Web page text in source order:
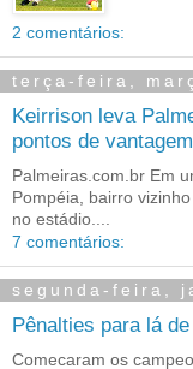
2 comentários:
terça-feira,
Keirrison leva
pontos de
Palmeiras.com.br Em
Pompéia, bairro
no estádio....
7 comentários:
segunda-feira,
Pênalties para lá
Comecaram os